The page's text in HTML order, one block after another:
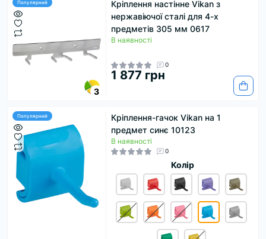
Популярний
3
Кріплення настінне Vikan з
нержавіючої сталі для 4-х
предметів 305 мм 0617
В наявності
0
1 877 грн
Популярний
Кріплення-гачок Vikan на 1
предмет синє 10123
В наявності
0
Колір